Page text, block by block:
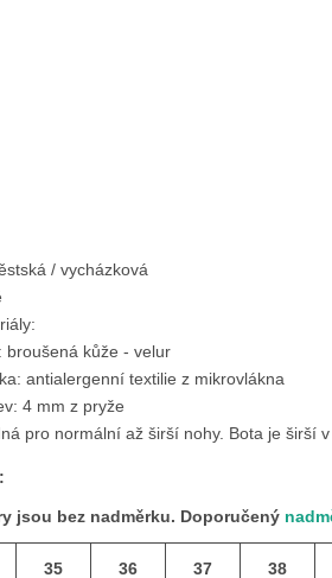
/ vycházková
broušená kůže - velur
antialergenní textilie z mikrovlákna
4 mm z pryže
pro normální až širší nohy. Bota je širší
jsou bez nadměrku. Doporučený
35 36 37 38